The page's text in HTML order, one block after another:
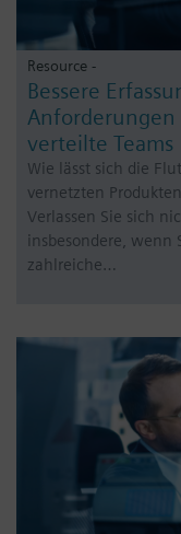
Resource -
Bessere
Anforderungen
verteilte Teams
Wie lässt sich die
vernetzten
Verlassen Sie sich
insbesondere, wenn
zahlreiche…